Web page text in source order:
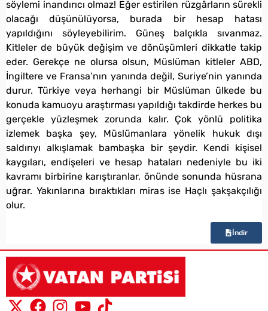
söylemi inandırıcı olmaz! Eğer estirilen rüzgârların sürekli
olacağı düşünülüyorsa, burada bir hesap hatası
yapıldığını söyleyebilirim. Güneş balçıkla sıvanmaz.
Kitleler de büyük değişim ve dönüşümleri dikkatle takip
eder. Gerekçe ne olursa olsun, Müslüman kitleler ABD,
İngiltere ve Fransa’nın yanında değil, Suriye’nin yanında
durur. Türkiye veya herhangi bir Müslüman ülkede bu
konuda kamuoyu araştırması yapıldığı takdirde herkes bu
gerçekle yüzleşmek zorunda kalır. Çok yönlü politika
izlemek başka şey, Müslümanlara yönelik hukuk dışı
saldırıyı alkışlamak bambaşka bir şeydir. Kendi kişisel
kaygıları, endişeleri ve hesap hataları nedeniyle bu iki
kavramı birbirine karıştıranlar, önünde sonunda hüsrana
uğrar. Yakınlarına bıraktıkları miras ise Haçlı şakşakçılığı
olur.
İndir